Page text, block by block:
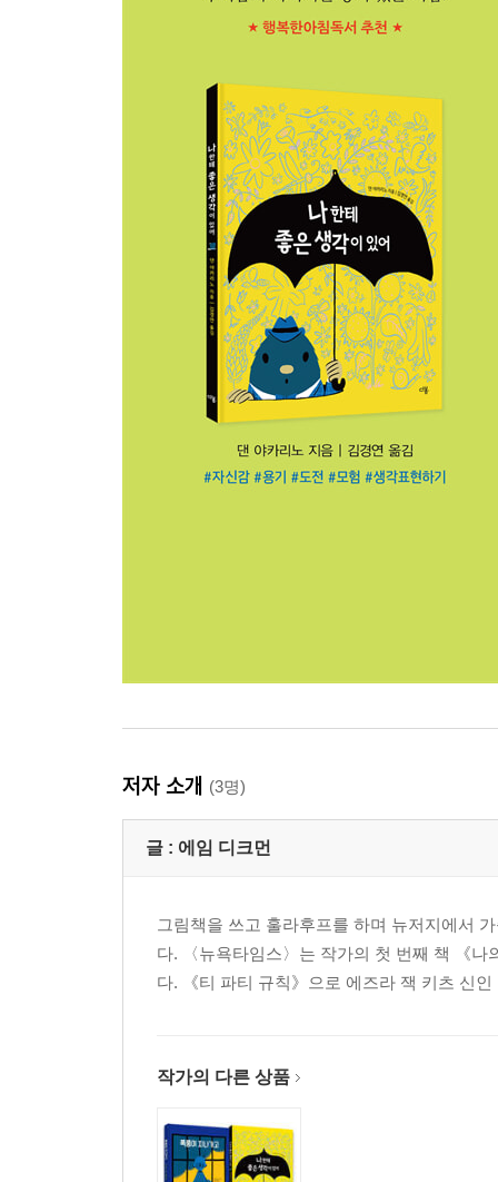
저자 소개 (3명)
글 : 에임 디크먼
그림책을 쓰고 훌라후프를 하며 뉴저지에서
다. 〈뉴욕타임스〉는 작가의 첫 번째 책 《나
다. 《티 파티 규칙》으로 에즈라 잭 키츠 신
작가의 다른 상품